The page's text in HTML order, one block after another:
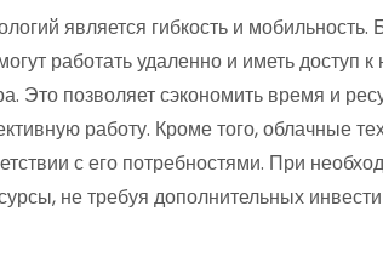
является гибкость и мобильность.
работать удаленно и иметь доступ
Это позволяет сэкономить время и
работу. Кроме того, облачные
с его потребностями. При
не требуя дополнительных